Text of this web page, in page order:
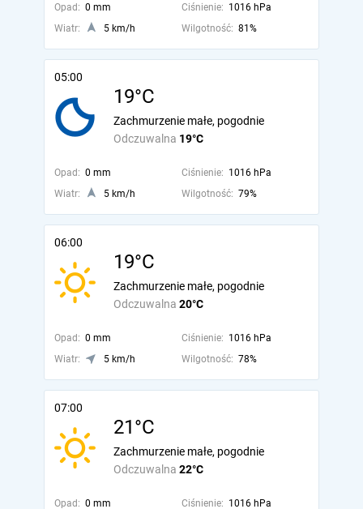
Opad: 0 mm Ciśnienie: 1016 hPa
Wiatr:
5 km/h Wilgotność: 81%
05:00
19°C
Odczuwalna 19°C
Zachmurzenie małe, pogodnie
Opad: 0 mm Ciśnienie: 1016 hPa
Wiatr:
5 km/h Wilgotność: 79%
06:00
19°C
Odczuwalna 20°C
Zachmurzenie małe, pogodnie
Opad: 0 mm Ciśnienie: 1016 hPa
Wiatr:
5 km/h Wilgotność: 78%
07:00
21°C
Odczuwalna 22°C
Zachmurzenie małe, pogodnie
Opad: 0 mm Ciśnienie: 1016 hPa